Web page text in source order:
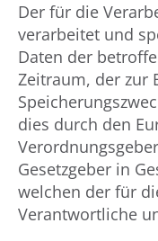
Der für die
verarbeitet und
Daten der
Zeitraum, der zur
dies durch den
Gesetzgeber in
welchen der für
Verantwortliche